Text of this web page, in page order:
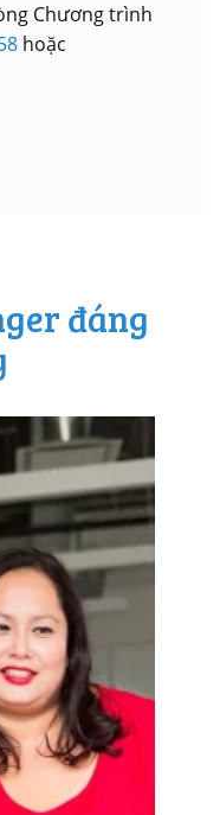
Chương trình
hoặc
đáng